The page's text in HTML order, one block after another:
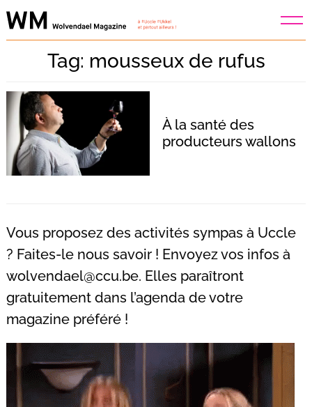
Skip
to
Tag: mousseux de rufus
À la santé des
producteurs wallons
Vous proposez des activités sympas à Uccle
? Faites-le nous savoir ! Envoyez vos infos à
wolvendael@ccu.be. Elles paraîtront
gratuitement dans l’agenda de votre
magazine préféré !
Recherche
pour
: